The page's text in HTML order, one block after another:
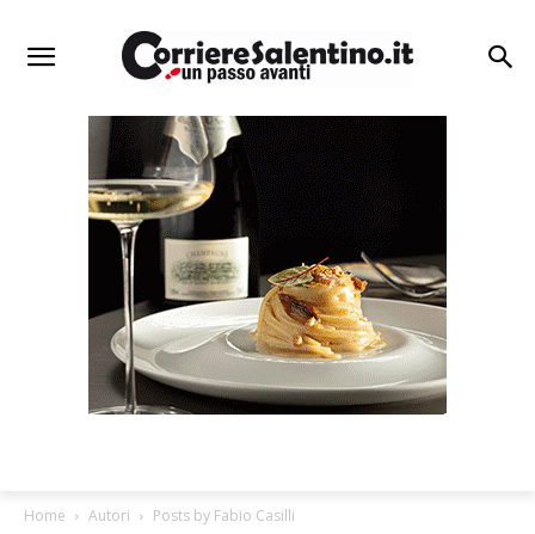
Home Autori Posts by Fabio Casilli